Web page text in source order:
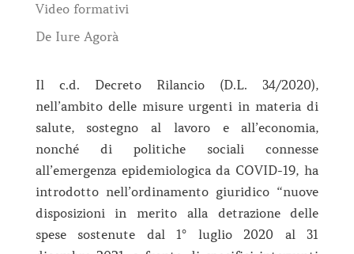
Video formativi
De Iure Agorà
Il c.d. Decreto Rilancio (D.L. 34/2020),
nell’ambito delle misure urgenti in materia di
salute, sostegno al lavoro e all’economia,
nonché di politiche sociali connesse
all’emergenza epidemiologica da COVID-19, ha
introdotto nell’ordinamento giuridico “nuove
disposizioni in merito alla detrazione delle
spese sostenute dal 1° luglio 2020 al 31